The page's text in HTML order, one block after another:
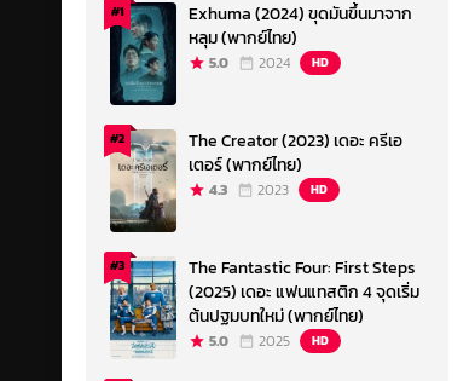
#1
Exhuma (2024) ขุดมันขึ้นมาจาก
หลุม (พากย์ไทย)
5.0 2024 HD
#2
The Creator (2023) เดอะ ครีเอ
เตอร์ (พากย์ไทย)
4.3 2023 HD
#3
The Fantastic Four: First Steps
(2025) เดอะ แฟนแทสติก 4 จุดเริ่ม
ต้นปฐมบทใหม่ (พากย์ไทย)
5.0 2025 HD